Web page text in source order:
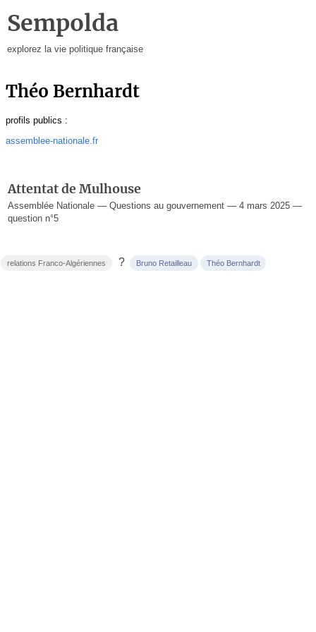
Sempolda
explorez la vie politique française
Théo Bernhardt
profils publics :
assemblee-nationale.fr
Attentat de Mulhouse
Assemblée Nationale — Questions au gouvernement — 4 mars 2025 —
question n°5
relations Franco-Algériennes ? Bruno Retailleau Théo Bernhardt